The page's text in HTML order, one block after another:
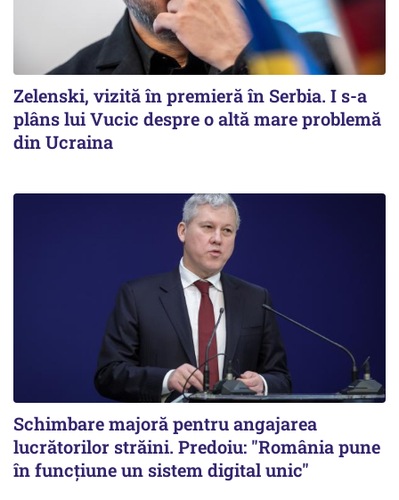
Zelenski, vizită în premieră în Serbia. I s-a
plâns lui Vucic despre o altă mare problemă
din Ucraina
Schimbare majoră pentru angajarea
lucrătorilor străini. Predoiu: "România pune
în funcțiune un sistem digital unic"